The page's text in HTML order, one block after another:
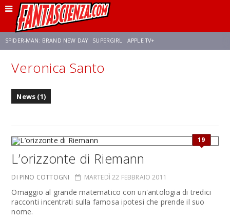
SPIDER-MAN: BRAND NEW DAY SUPERGIRL APPLE TV+
FRANCO RICCIARDIELLO ZENDAYA
Veronica Santo
News (1)
19
L’orizzonte di Riemann
DI PINO COTTOGNI MARTEDÌ 22 FEBBRAIO 2011
Omaggio al grande matematico con un'antologia di tredici
racconti incentrati sulla famosa ipotesi che prende il suo
nome.